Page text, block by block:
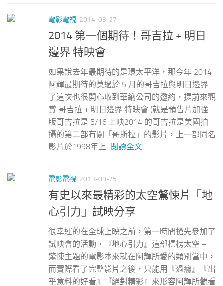
電影電視 2014-03-27
2014 第一個期待！哥吉拉 + 明日
邊界 特映會
如果說去年最期待的是環太平洋，那今年 2014
阿輝最期待的莫過於 5 月的哥吉拉與明日邊界
了這次也很開心收到華納公司的邀約，提前來觀
賞 哥吉拉 + 明日邊界 特映會 (就是預告片加強
版哥吉拉是 5/16 上映2014 的哥吉拉是美國拍
攝的第二部有關「哥斯拉」的影片，上一部同名
影片於1998年上...
閱讀全文
電影電視 2013-09-25
有史以來最精彩的太空驚悚片『地
心引力』試映分享
很幸運的在全球上映之前，第一時間搶先參加了
試映會的活動，『地心引力』這部標榜太空 +
驚悚主題的電影本來就在阿輝所愛的類別當中，
而實際看了完整影片之後，只能用『過癮』『出
乎意料的好看』『絕對精彩』來形容阿輝所觀看